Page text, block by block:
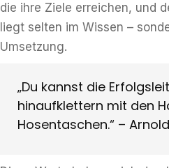
die ihre Ziele erreichen, und
liegt selten im Wissen –
Umsetzung.
„Du kannst die
hinaufklettern mit den
Hosentaschen.“ –